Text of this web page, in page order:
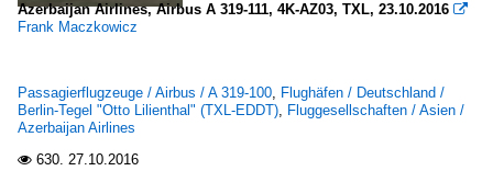
Azerbaijan Airlines, Airbus A 319-111, 4K-AZ03, TXL, 23.10.2016 
Frank Maczkowicz
Passagierflugzeuge / Airbus / A 319-100, Flughäfen / Deutschland /
Berlin-Tegel "Otto Lilienthal" (TXL-EDDT), Fluggesellschaften / Asien /
Azerbaijan Airlines
 630. 27.10.2016